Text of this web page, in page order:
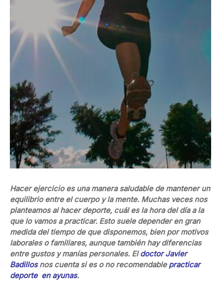
Hacer ejercicio es una manera saludable de mantener un
equilibrio entre el cuerpo y la mente. Muchas veces nos
planteamos al hacer deporte, cuál es la hora del día a la
que lo vamos a practicar. Esto suele depender en gran
medida del tiempo de que disponemos, bien por motivos
laborales o familiares, aunque también hay diferencias
entre gustos y manías personales. Eldoctor Javier
Badillosnos cuenta si es o no recomendable practicar
deporte en ayunas.